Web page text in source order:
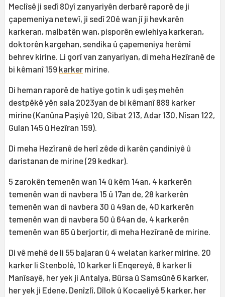
Meclîsê ji sedî 80yî zanyariyên derbarê raporê de ji
çapemeniya netewî, ji sedî 20ê wan jî ji hevkarên
karkeran, malbatên wan, pisporên ewlehiya karkeran,
doktorên kargehan, sendika û çapemeniya herêmî
behrev kirine. Li gorî van zanyariyan, di meha Hezîranê de
bi kêmanî 159 karker mirine.
Di heman raporê de hatiye gotin k udi şeş mehên
destpêkê yên sala 2023yan de bi kêmanî 889 karker
mirine (Kanûna Paşiyê 120, Sibat 213, Adar 130, Nîsan 122,
Gulan 145 û Hezîran 159).
Di meha Hezîranê de herî zêde di karên çandiniyê û
daristanan de mirine (29 kedkar).
5 zarokên temenên wan 14 û kêm 14an, 4 karkerên
temenên wan di navbera 15 û 17an de, 28 karkerên
temenên wan di navbera 30 û 49an de, 40 karkerên
temenên wan di navbera 50 û 64an de, 4 karkerên
temenên wan 65 û berjortir, di meha Hezîranê de mirine.
Di vê mehê de li 55 bajaran û 4 welatan karker mirine. 20
karker li Stenbolê, 10 karker li Enqereyê, 8 karker li
Manîsayê, her yek ji Antalya, Bûrsa û Samsûnê 6 karker,
her yek ji Edene, Denîzlî, Dîlok û Kocaeliyê 5 karker, her